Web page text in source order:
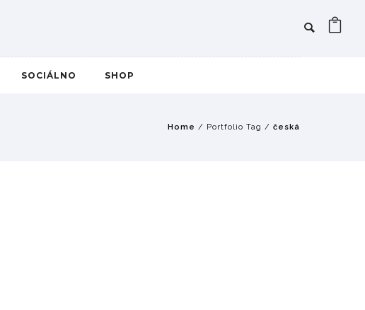
SOCIÁLNO SHOP
Home / Portfolio Tag / česká